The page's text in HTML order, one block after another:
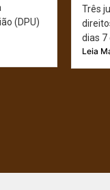
(DPU)
Três
dias 7
Leia